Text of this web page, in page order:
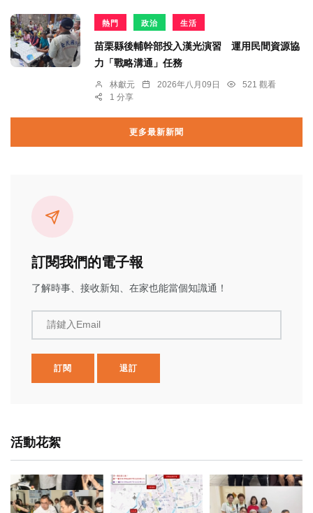
熱門 政治 生活
苗栗縣後輔幹部投入漢光演習 運用民間資源協
力「戰略溝通」任務
林獻元 2026年八月09日
521 觀看
1 分享
更多最新新聞
訂閱我們的電子報
了解時事、接收新知、在家也能當個知識通！
請鍵入Email
訂閱 退訂
活動花絮